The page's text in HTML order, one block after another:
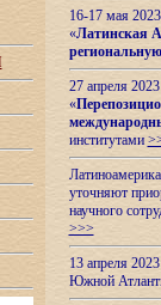
16-17 мая
«Латинская
27 апреля
«
институтами
уточняют
научного
>>>
13 апреля
Южной